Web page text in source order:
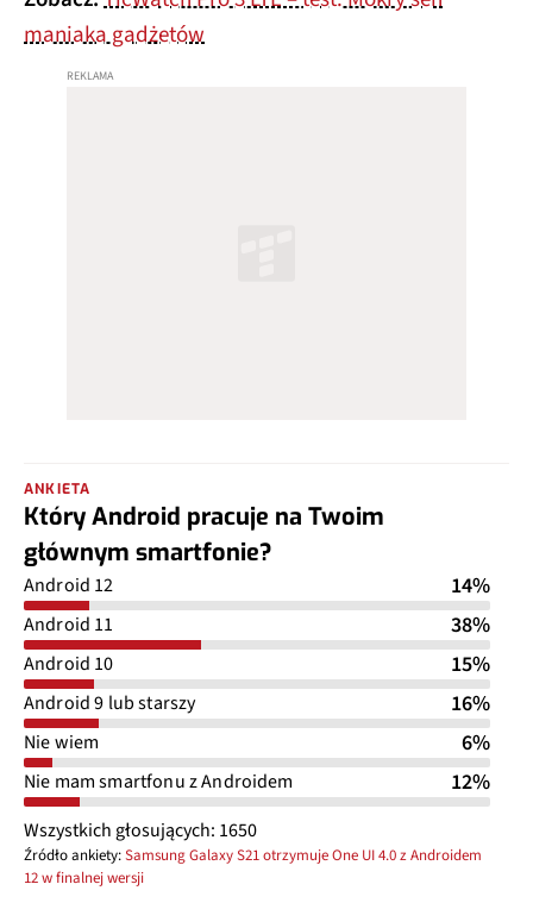
maniaka gadżetów
ANKIETA
Który Android pracuje na Twoim
głównym smartfonie?
Android 12 14%
Android 11 38%
Android 10 15%
Android 9 lub starszy 16%
Nie wiem 6%
Nie mam smartfonu z Androidem 12%
Wszystkich głosujących: 1650
Źródło ankiety:Samsung Galaxy S21 otrzymuje One UI 4.0 z Androidem
12 w finalnej wersji